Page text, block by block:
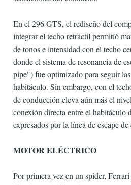
En el 296 GTS, el rediseño del
integrar el techo retráctil permitió
de tonos e intensidad con el techo
donde el sistema de resonancia de
pipe") fue optimizado para seguir
habitáculo. Sin embargo, con el
de conducción eleva aún más el
conexión directa entre el habitáculo
expresados ​​por la línea de escape
MOTOR ELÉCTRICO
Por primera vez en un spider,